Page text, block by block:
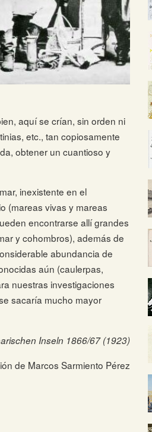
aquí se crían, sin orden ni
etc., tan copiosamente
obtener un cuantioso y
inexistente en el
(mareas vivas y mareas
encontrarse allí grandes
y cohombros), además de
abundancia de
aún (caulerpas,
nuestras investigaciones
sacaría mucho mayor
Inseln 1866/67 (1923)
de Marcos Sarmiento Pérez